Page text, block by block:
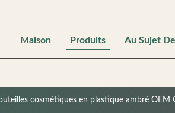
Maison Produits Au Sujet
cosmétiques en plastique ambré